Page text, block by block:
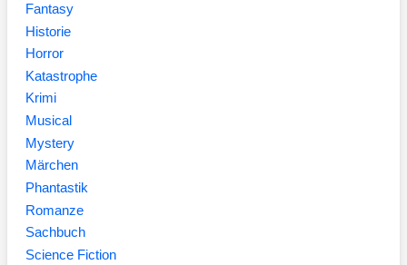
Fantasy
Historie
Horror
Katastrophe
Krimi
Musical
Mystery
Märchen
Phantastik
Romanze
Sachbuch
Science Fiction